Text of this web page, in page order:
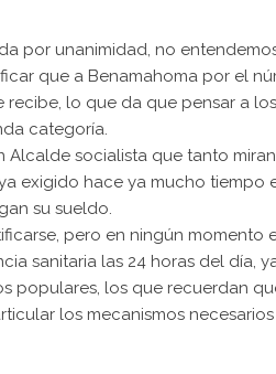
por unanimidad, no
que a Benamahoma por el
lo que da que pensar a
categoría.
Alcalde socialista que tanto
exigido hace ya mucho tiempo
su sueldo.
pero en ningún momento
sanitaria las 24 horas del día,
populares, los que recuerdan
los mecanismos